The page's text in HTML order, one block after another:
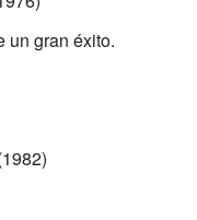
un gran éxito.